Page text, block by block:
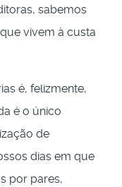
sabemos
vivem à custa
é, felizmente,
é o único
de
dias em que
por pares,